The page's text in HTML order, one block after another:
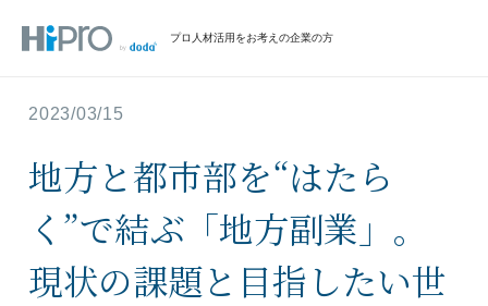
プロ人材活用をお考えの企業の方
2023/03/15
地方と都市部を“はたら
く”で結ぶ「地方副業」。
現状の課題と目指したい世